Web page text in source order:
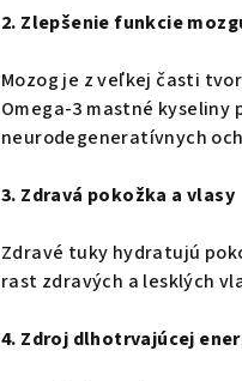
2. Zlepšenie funkcie
Mozog je z veľkej časti
Omega-3 mastné
neurodegeneratívnych
3. Zdravá pokožka a vlasy
Zdravé tuky hydratujú
rast zdravých a lesklých
4. Zdroj dlhotrvajúcej